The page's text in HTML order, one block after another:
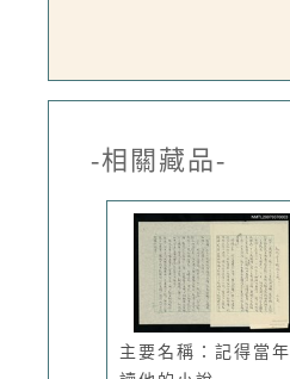
-相關藏品-
主要名稱：記得當年